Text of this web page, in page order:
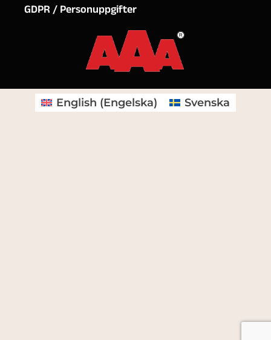
GDPR / Personuppgifter
English (Engelska) Svenska